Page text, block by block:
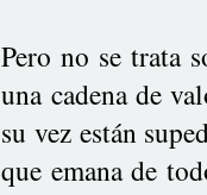
Pero no se trata
una cadena de
su vez están
que emana de